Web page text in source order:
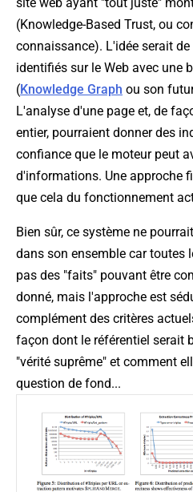
(Knowledge-Based Trust, ou
connaissance). L'idée serait
identifiés sur le Web avec une
(Knowledge Graph ou son
L'analyse d'une page et, de
entier, pourraient donner des
confiance que le moteur peut
d'informations. Une approche
que cela du fonctionnement
Bien sûr, ce système ne
dans son ensemble car toutes
pas des "faits" pouvant être
donné, mais l'approche est
complément des critères
façon dont le référentiel serait
"vérité suprême" et comment
question de fond...